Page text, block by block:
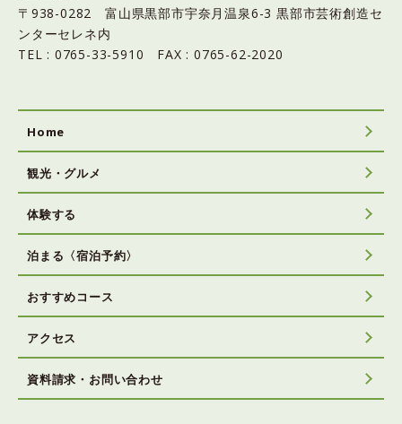
〒938-0282 富山県黒部市宇奈月温泉6-3 黒部市芸術創造セ
ンターセレネ内
TEL : 0765-33-5910 FAX : 0765-62-2020
Home
観光・グルメ
体験する
泊まる〈宿泊予約〉
おすすめコース
アクセス
資料請求・お問い合わせ